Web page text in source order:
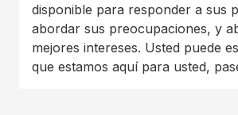
disponible para responder a sus
abordar sus preocupaciones, y
mejores intereses. Usted puede
que estamos aquí para usted,